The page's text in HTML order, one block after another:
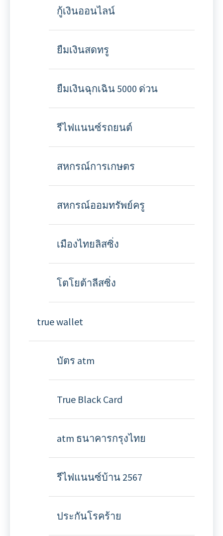
กู้เงินออนไลน์
ยืมเงินสดทรู
ยืมเงินฉุกเฉิน 5000 ด่วน
รีไฟแนนซ์รถยนต์
สหกรณ์การเกษตร
สหกรณ์ออมทรัพย์ครู
เมืองไทยลิสซิ่ง
โตโยต้าลีสซิ่ง
true wallet
บัตร atm
True Black Card
atm ธนาคารกรุงไทย
รีไฟแนนซ์บ้าน 2567
ประกันโรคร้าย